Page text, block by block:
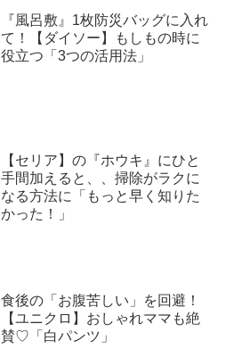
『風呂敷』1枚防災バッグに入れ
て！【ダイソー】もしもの時に
役立つ「3つの活用法」
【セリア】の『ホウキ』にひと
手間加えると、、掃除がラクに
なる方法に「もっと早く知りた
かった！」
食後の「お腹苦しい」を回避！
【ユニクロ】おしゃれママも絶
賛♡「白パンツ」